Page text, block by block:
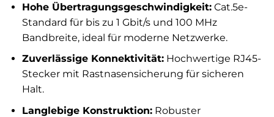
Hohe Übertragungsgeschwindigkeit:Cat.5e-
Standard für bis zu 1 Gbit/s und 100 MHz
Bandbreite, ideal für moderne Netzwerke.
Zuverlässige Konnektivität:Hochwertige RJ45-
Stecker mit Rastnasensicherung für sicheren
Halt.
Langlebige Konstruktion:Robuster